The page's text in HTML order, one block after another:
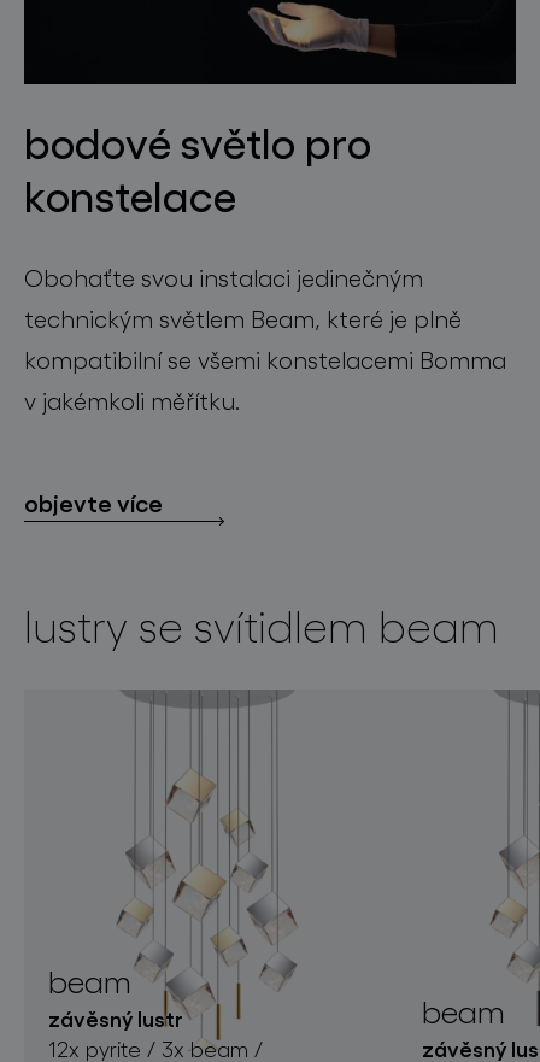
bodové světlo pro
konstelace
Obohaťte svou instalaci jedinečným
technickým světlem Beam, které je plně
kompatibilní se všemi konstelacemi Bomma
v jakémkoli měřítku.
objevte více
lustry se svítidlem beam
beam
závěsný lustr
12x pyrite / 3x beam /
beam
závěsný